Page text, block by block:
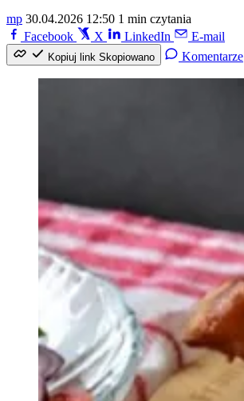
mp 30.04.2026 12:50 1 min czytania
Facebook
X LinkedIn E-mail
Kopiuj link Skopiowano Komentarze